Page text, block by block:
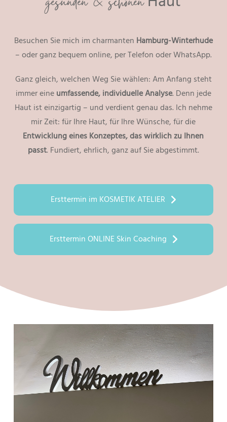
Besuchen Sie mich im charmanten Hamburg-Winterhude
– oder ganz bequem online, per Telefon oder WhatsApp.
Ganz gleich, welchen Weg Sie wählen: Am Anfang steht
immer eineumfassende, individuelle Analyse. Denn jede
Haut ist einzigartig – und verdient genau das. Ich nehme
mir Zeit: für Ihre Haut, für Ihre Wünsche, für die
Entwicklung eines Konzeptes, das wirklich zu Ihnen
passt. Fundiert, ehrlich, ganz auf Sie abgestimmt.
Ersttermin im KOSMETIK ATELIER
Ersttermin ONLINE Skin Coaching